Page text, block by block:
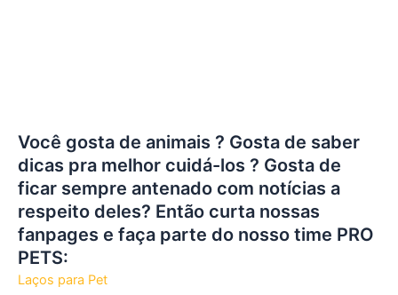
Você gosta de animais ? Gosta de saber
dicas pra melhor cuidá-los ? Gosta de
ficar sempre antenado com notícias a
respeito deles? Então curta nossas
fanpages e faça parte do nosso time PRO
PETS:
Laços para Pet